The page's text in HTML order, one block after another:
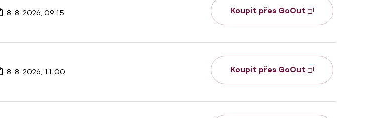
8. 8. 2026, 09:15 Koupit přes GoOut
8. 8. 2026, 11:00 Koupit přes GoOut